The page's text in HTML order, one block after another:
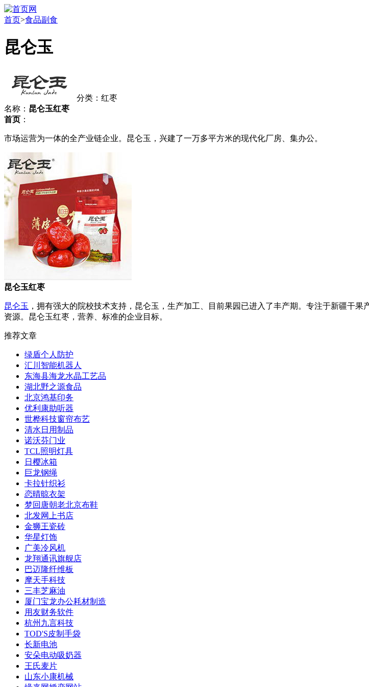
首页>食品副食
昆仑玉
分类：红枣
名称： 昆仑玉红枣
首页 ：
市场运营为一体的全产业链企业。昆仑玉，兴建了一万多平方米的现代化厂房、集办公。
昆仑玉红枣
昆仑玉 ，拥有强大的院校技术支持，昆仑玉，生产加工、目前果园已进入了丰产期。专注于新疆干
资源。昆仑玉红枣，营养、标准的企业目标。
推荐文章
绿盾个人防护
汇川智能机器人
东海县海龙水晶工艺品
湖北野之源食品
北京鸿基印务
优利康助听器
世桦科技窗帘布艺
清水日用制品
诺沃芬门业
TCL照明灯具
日樱冰箱
巨龙钢绳
卡拉针织衫
恋晴晾衣架
梦回唐朝老北京布鞋
北发网上书店
金狮王瓷砖
华星灯饰
广美冷风机
龙翔通讯旗舰店
巴迈隆纤维板
摩天手科技
三丰芝麻油
厦门宝龙办公耗材制造
用友财务软件
杭州九言科技
TOD'S皮制手袋
长新电池
安朵电动吸奶器
王氏麦片
山东小康机械